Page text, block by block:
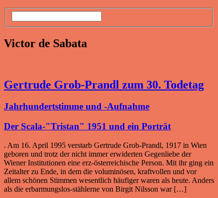
Victor de Sabata
Gertrude Grob-Prandl zum 30. Todetag
Jahrhundertstimme und -Aufnahme
Der Scala-"Tristan" 1951 und ein Porträt
. Am 16. April 1995 verstarb Gertrude Grob­-Prandl, 1917 in Wien
geboren und trotz der nicht immer erwiderten Gegenliebe der
Wiener Institutionen eine erz-österreichische Person. Mit ihr ging ein
Zeitalter zu Ende, in dem die voluminösen, kraftvollen und vor
allem schönen Stimmen wesentlich häufiger waren als heute. Anders
als die erbarmungslos-stählerne von Birgit Nilsson war […]